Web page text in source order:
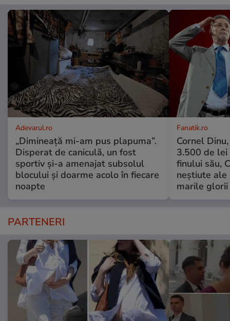
Adevarul.ro
„Dimineață mi-am pus plapuma”.
Disperat de caniculă, un fost
sportiv și-a amenajat subsolul
blocului și doarme acolo în fiecare
noapte
Fanatik.ro
Cornel
3.500 de lei
finului său,
neștiute
marile
PARTENERI